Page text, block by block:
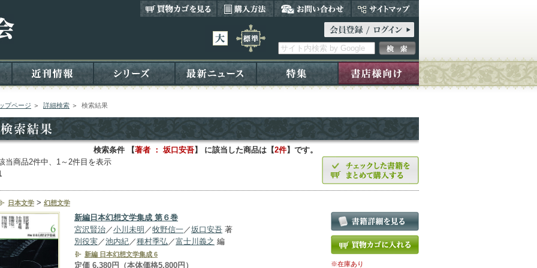
プページ ＞ 詳細検索 ＞ 検索結果
検索条件 【著者 ： 坂口安吾】 に該当した商品は【2件】です。
当商品2件中、1～2件目を表示
日本文学 > 幻想文学
新編日本幻想文学集成 第６巻
宮沢賢治／小川未明 ／牧野信一 ／坂口安吾 著
別役実／池内紀／種村季弘／富士川義之 編
新編 日本幻想文学集成 6
定価 6,380円（本体価格5,800円） ※在庫あり